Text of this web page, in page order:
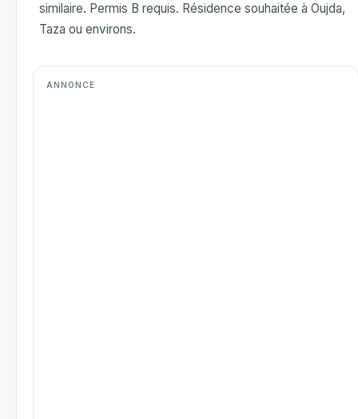
similaire. Permis B requis. Résidence souhaitée à Oujda,
Taza ou environs.